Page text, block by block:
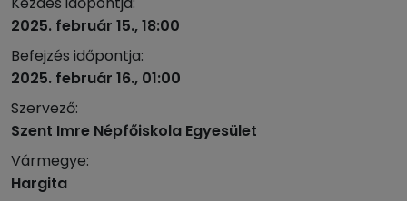
2025. február 15., 18:00
Befejzés időpontja:
2025. február 16., 01:00
Szervező:
Szent Imre Népfőiskola Egyesület
Vármegye:
Hargita